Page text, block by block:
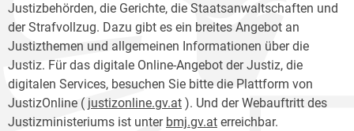
Justizbehörden, die Gerichte, die Staatsanwaltschaften und
der Strafvollzug. Dazu gibt es ein breites Angebot an
Justizthemen und allgemeinen Informationen über die
Justiz. Für das digitale Online-Angebot der Justiz, die
digitalen Services, besuchen Sie bitte die Plattform von
JustizOnline ( justizonline.gv.at ). Und der Webauftritt des
Justizministeriums ist unter bmj.gv.at erreichbar.